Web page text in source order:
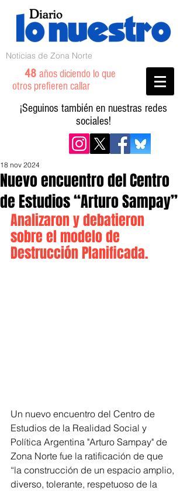
Noticias de Zona Norte
48 años diciendo lo que
otros prefieren callar
¡Seguinos también en nuestras redes
sociales!
Nuevo encuentro del Centro
de Estudios “Arturo Sampay”
18 nov 2024
Analizaron y debatieron
sobre el modelo de
Destrucción Planificada.
Un nuevo encuentro del Centro de
Estudios de la Realidad Social y
Política Argentina "Arturo Sampay" de
Zona Norte fue la ratificación de que
“la construcción de un espacio amplio,
diverso, tolerante, respetuoso de la